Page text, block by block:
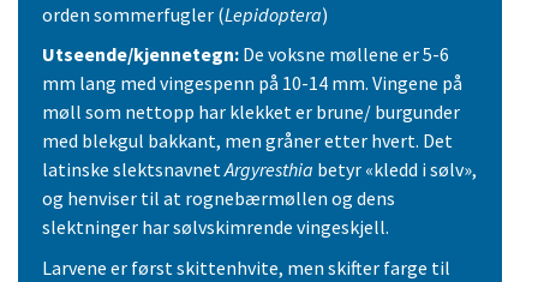
orden sommerfugler (Lepidoptera)
Utseende/kjennetegn: De voksne møllene er 5-6
mm lang med vingespenn på 10-14 mm. Vingene på
møll som nettopp har klekket er brune/ burgunder
med blekgul bakkant, men gråner etter hvert. Det
latinske slektsnavnetArgyresthia betyr «kledd i sølv»,
og henviser til at rognebærmøllen og dens
slektninger har sølvskimrende vingeskjell.
Larvene er først skittenhvite, men skifter farge til